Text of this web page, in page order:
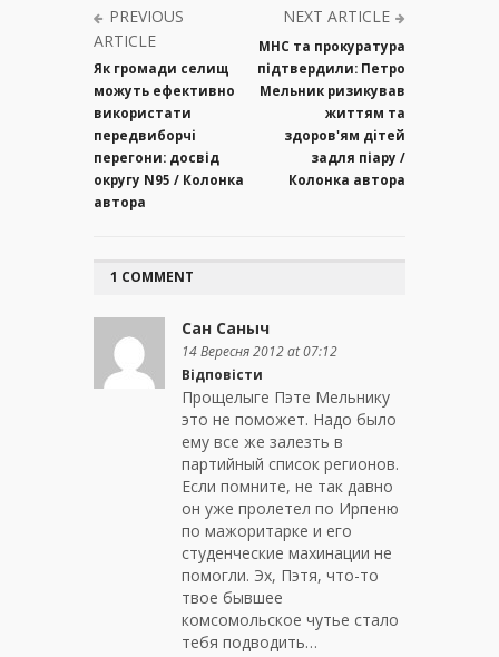
PREVIOUS
ARTICLE
Як громади селищ
можуть ефективно
використати
передвиборчі
перегони: досвід
округу N95 / Колонка
автора
NEXT ARTICLE
МНС та прокуратура
підтвердили: Петро
Мельник ризикував
життям та
здоров'ям дітей
задля піару /
Колонка автора
1 COMMENT
Сан Саныч
14 Вересня 2012 at 07:12
Відповісти
Прощелыге Пэте Мельнику
это не поможет. Надо было
ему все же залезть в
партийный список регионов.
Если помните, не так давно
он уже пролетел по Ирпеню
по мажоритарке и его
студенческие махинации не
помогли. Эх, Пэтя, что-то
твое бывшее
комсомольское чутье стало
тебя подводить…